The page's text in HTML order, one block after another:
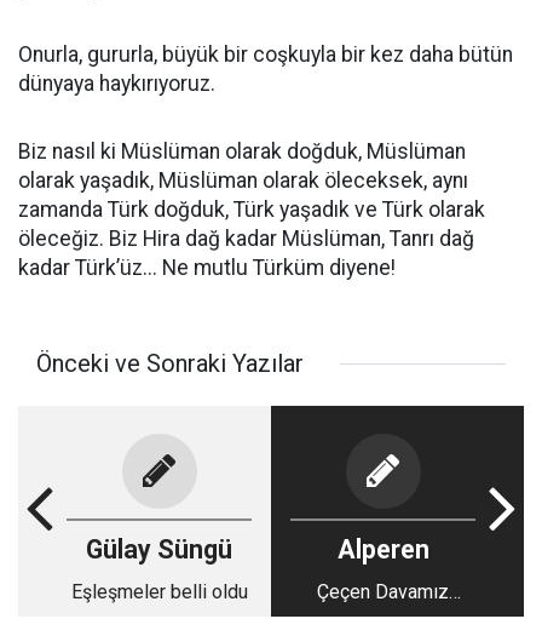
Onurla, gururla, büyük bir coşkuyla bir kez daha bütün
dünyaya haykırıyoruz.
Biz nasıl ki Müslüman olarak doğduk, Müslüman
olarak yaşadık, Müslüman olarak öleceksek, aynı
zamanda Türk doğduk, Türk yaşadık ve Türk olarak
öleceğiz. Biz Hira dağ kadar Müslüman, Tanrı dağ
kadar Türk’üz... Ne mutlu Türküm diyene!
Önceki ve Sonraki Yazılar
Gülay Süngü
Eşleşmeler belli oldu
Alperen
Çeçen Davamız
Üzerine -7